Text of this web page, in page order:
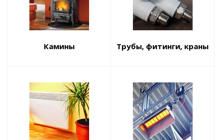
Камины Трубы, фитинги, краны